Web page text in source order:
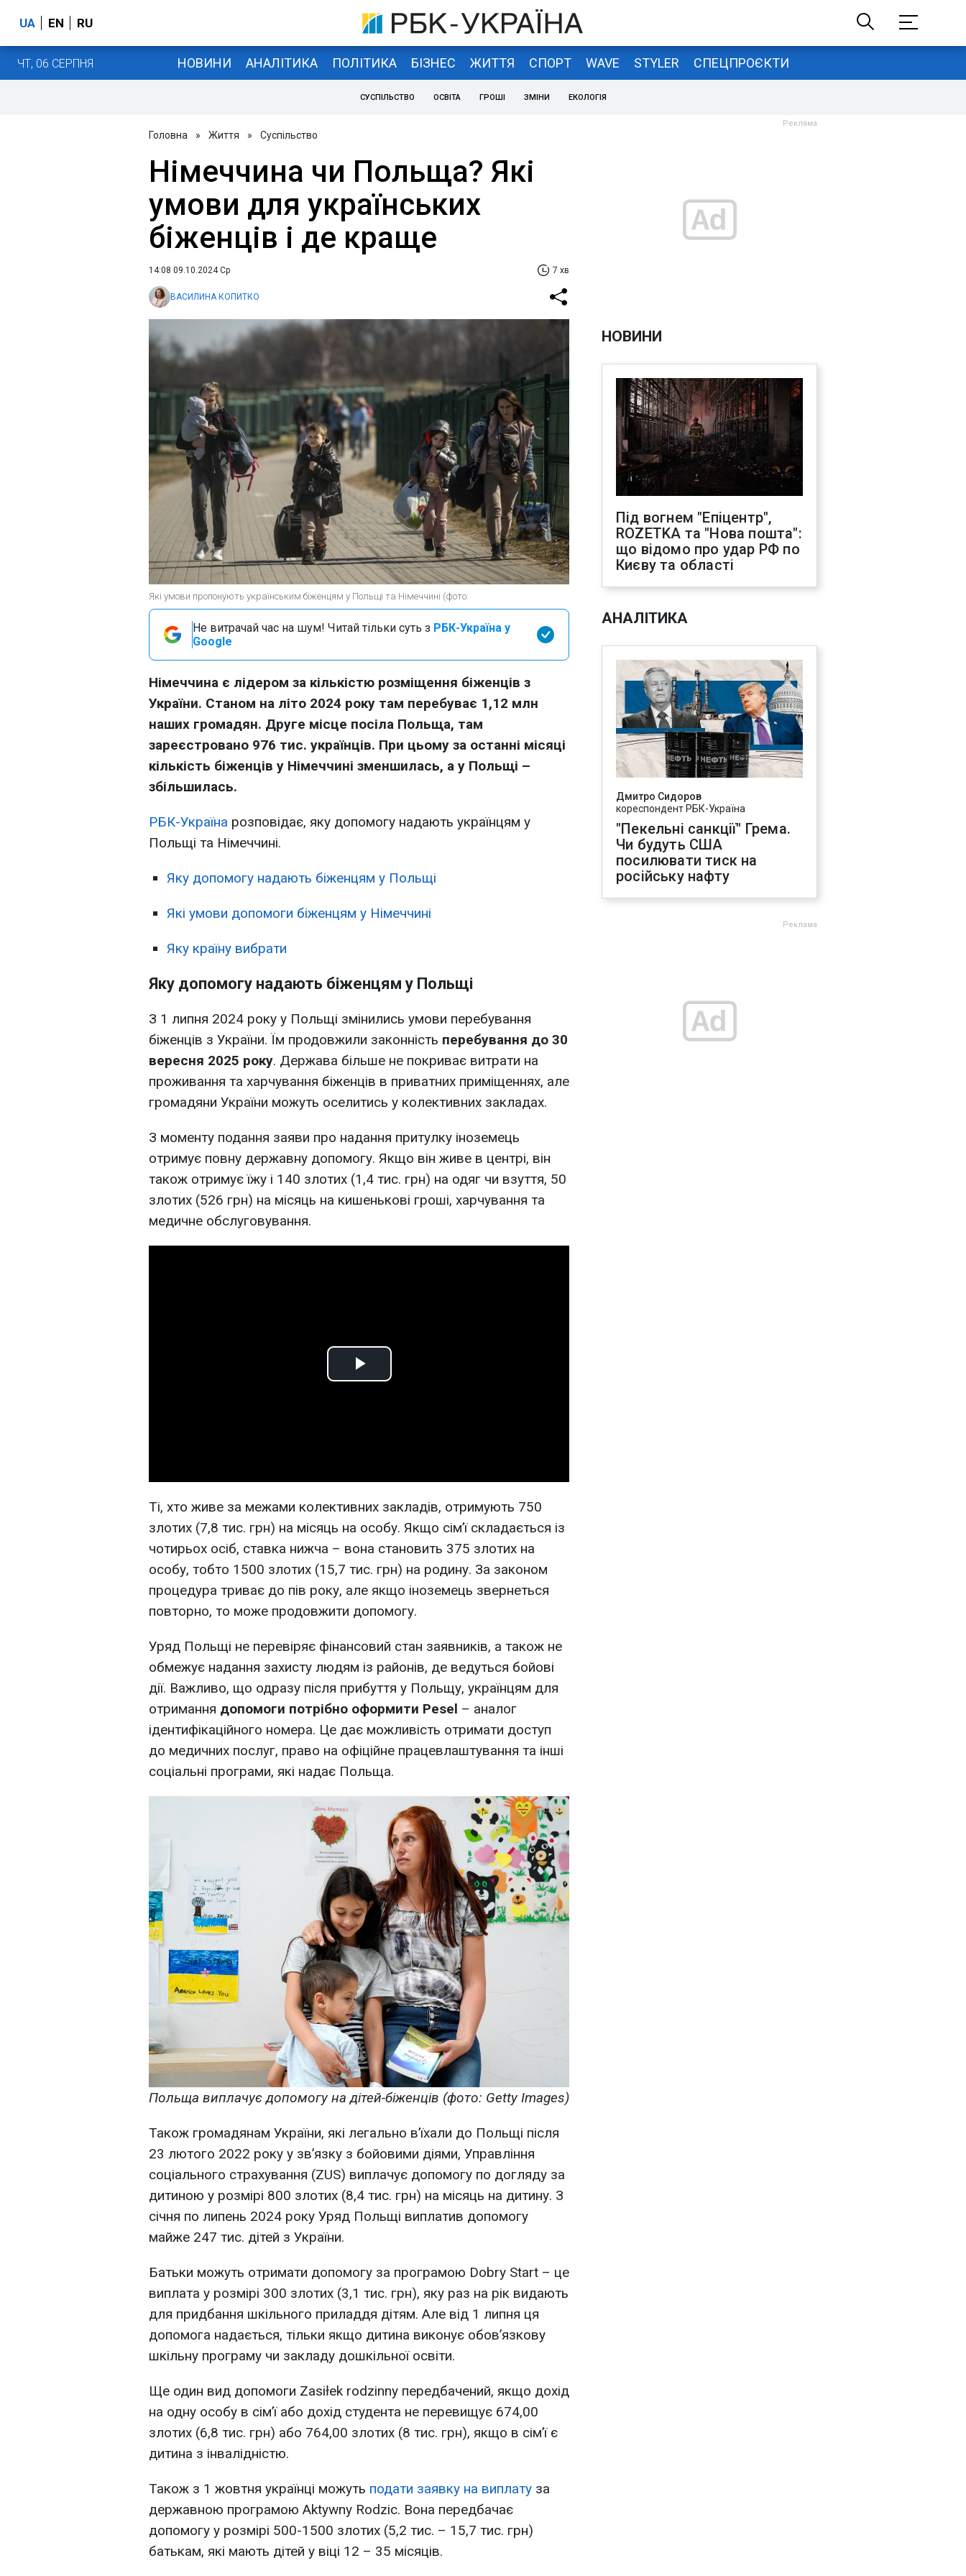
UA EN RU
ЧТ, 06 СЕРПНЯ НОВИНИ АНАЛІТИКА ПОЛІТИКА БІЗНЕС ЖИТТЯ СПОРТ WAVE STYLER СПЕЦПРОЄКТИ
СУСПІЛЬСТВО ОСВІТА ГРОШІ ЗМІНИ ЕКОЛОГІЯ
Головна » Життя » Суспільство
Німеччина чи Польща? Які
умови для українських
біженців і де краще
14:08 09.10.2024 Ср 7 хв
ВАСИЛИНА КОПИТКО
Які умови пропонують українським біженцям у Польщі та Німеччині (фото:
Не витрачай час на шум! Читай тільки суть з РБК-Україна у
Google
Німеччина є лідером за кількістю розміщення біженців з
України. Станом на літо 2024 року там перебуває 1,12 млн
наших громадян. Друге місце посіла Польща, там
зареєстровано 976 тис. українців. При цьому за останні місяці
кількість біженців у Німеччині зменшилась, а у Польщі –
збільшилась.
РБК-Україна розповідає, яку допомогу надають українцям у
Польщі та Німеччині.
Яку допомогу надають біженцям у Польщі
Які умови допомоги біженцям у Німеччині
Яку країну вибрати
Яку допомогу надають біженцям у Польщі
З 1 липня 2024 року у Польщі змінились умови перебування
біженців з України. Їм продовжили законність перебування до 30
вересня 2025 року. Держава більше не покриває витрати на
проживання та харчування біженців в приватних приміщеннях, але
громадяни України можуть оселитись у колективних закладах.
З моменту подання заяви про надання притулку іноземець
отримує повну державну допомогу. Якщо він живе в центрі, він
також отримує їжу і 140 злотих (1,4 тис. грн) на одяг чи взуття, 50
злотих (526 грн) на місяць на кишенькові гроші, харчування та
медичне обслуговування.
Play
Ті, хто живе за межами колективних закладів, отримують 750
злотих (7,8 тис. грн) на місяць на особу. Якщо сім’ї складається із
чотирьох осіб, ставка нижча – вона становить 375 злотих на
особу, тобто 1500 злотих (15,7 тис. грн) на родину. За законом
процедура триває до пів року, але якщо іноземець звернеться
повторно, то може продовжити допомогу.
Уряд Польщі не перевіряє фінансовий стан заявників, а також не
обмежує надання захисту людям із районів, де ведуться бойові
дії. Важливо, що одразу після прибуття у Польщу, українцям для
отримання допомоги потрібно оформити Pesel – аналог
ідентифікаційного номера. Це дає можливість отримати доступ
до медичних послуг, право на офіційне працевлаштування та інші
соціальні програми, які надає Польща.
Польща виплачує допомогу на дітей-біженців (фото: Getty Images)
Також громадянам України, які легально в’їхали до Польщі після
23 лютого 2022 року у зв’язку з бойовими діями, Управління
соціального страхування (ZUS) виплачує допомогу по догляду за
дитиною у розмірі 800 злотих (8,4 тис. грн) на місяць на дитину. З
січня по липень 2024 року Уряд Польщі виплатив допомогу
майже 247 тис. дітей з України.
Батьки можуть отримати допомогу за програмою Dobry Start – це
виплата у розмірі 300 злотих (3,1 тис. грн), яку раз на рік видають
для придбання шкільного приладдя дітям. Але від 1 липня ця
допомога надається, тільки якщо дитина виконує обов’язкову
шкільну програму чи закладу дошкільної освіти.
Ще один вид допомоги Zasiłek rodzinny передбачений, якщо дохід
на одну особу в сім’ї або дохід студента не перевищує 674,00
злотих (6,8 тис. грн) або 764,00 злотих (8 тис. грн), якщо в сім’ї є
дитина з інвалідністю.
Також з 1 жовтня українці можуть подати заявку на виплату за
державною програмою Aktywny Rodzic. Вона передбачає
допомогу у розмірі 500-1500 злотих (5,2 тис. – 15,7 тис. грн)
батькам, які мають дітей у віці 12 – 35 місяців.
НОВИНИ
Під вогнем "Епіцентр",
ROZETKA та "Нова пошта":
що відомо про удар РФ по
Києву та області
АНАЛІТИКА
Дмитро Сидоров
кореспондент РБК-Україна
"Пекельні санкції" Грема.
Чи будуть США
посилювати тиск на
російську нафту